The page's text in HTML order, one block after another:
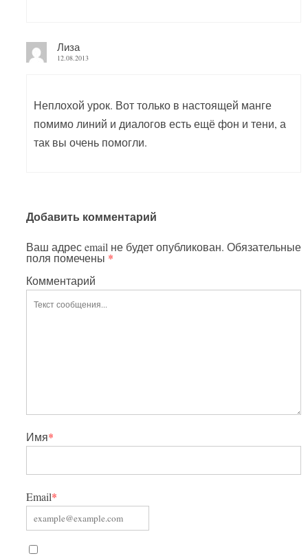
Лиза
12.08.2013
Неплохой урок. Вот только в настоящей манге
помимо линий и диалогов есть ещё фон и тени, а
так вы очень помогли.
Добавить комментарий
Ваш адрес email не будет опубликован. Обязательные
поля помечены *
Комментарий
Имя*
Email*